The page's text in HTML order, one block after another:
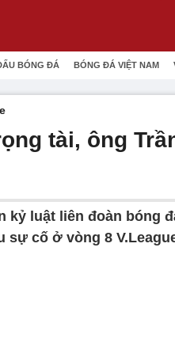
BÓNG ĐÁ BÓNG ĐÁ VIỆT NAM
tài, ông
kỷ luật liên đoàn bóng
sự cố ở vòng 8